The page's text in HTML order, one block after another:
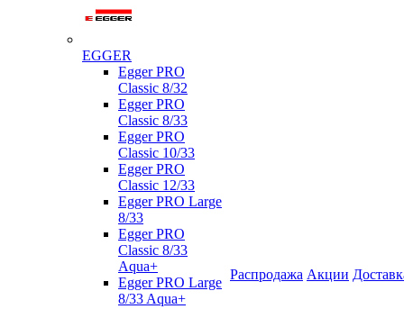
EGGER
Egger PRO
Classic 8/32
Egger PRO
Classic 8/33
Egger PRO
Classic 10/33
Egger PRO
Classic 12/33
Egger PRO Large
8/33
Egger PRO
Classic 8/33
Aqua+
Egger PRO Large
8/33 Aqua+
Распродажа Акции